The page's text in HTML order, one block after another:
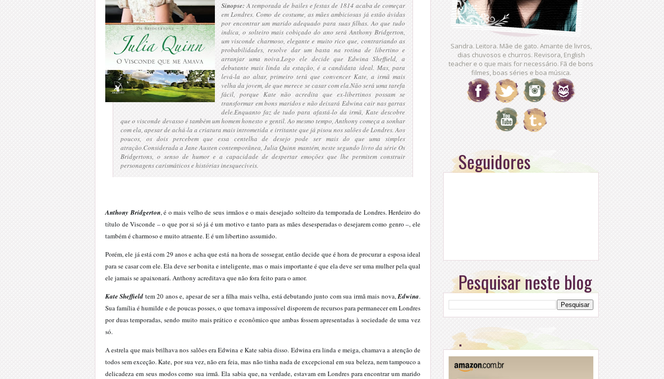
Sinopse: A temporada de bailes e festas de 1814 acaba de começar
em Londres. Como de costume, as mães ambiciosas já estão ávidas
por encontrar um marido adequado para suas filhas. Ao que tudo
indica, o solteiro mais cobiçado do ano será Anthony Bridgerton,
um visconde charmoso, elegante e muito rico que, contrariando as
probabilidades, resolve dar um basta na rotina de libertino e
arranjar uma noiva.Logo ele decide que Edwina Sheffield, a
debutante mais linda da estação, é a candidata ideal. Mas, para
levá-la ao altar, primeiro terá que convencer Kate, a irmã mais
velha da jovem, de que merece se casar com ela.Não será uma tarefa
fácil, porque Kate não acredita que ex-libertinos possam se
transformar em bons maridos e não deixará Edwina cair nas garras
dele.Enquanto faz de tudo para afastá-lo da irmã, Kate descobre
que o visconde devasso é também um homem honesto e gentil. Ao mesmo tempo, Anthony começa a sonhar
com ela, apesar de achá-la a criatura mais intrometida e irritante que já pisou nos salões de Londres. Aos
poucos, os dois percebem que essa centelha de desejo pode ser mais do que uma simples
atração.Considerada a Jane Austen contemporânea, Julia Quinn mantém, neste segundo livro da série Os
Bridgertons, o senso de humor e a capacidade de despertar emoções que lhe permitem construir
personagens carismáticos e histórias inesquecíveis.
Anthony Bridgerton, é o mais velho de seus irmãos e o mais desejado solteiro da temporada de Londres. Herdeiro do
título de Visconde – o que por si só já é um motivo e tanto para as mães desesperadas o desejarem como genro –, ele
também é charmoso e muito atraente. E é um libertino assumido.
Porém, ele já está com 29 anos e acha que está na hora de sossegar, então decide que é hora de procurar a esposa ideal
para se casar com ele. Ela deve ser bonita e inteligente, mas o mais importante é que ela deve ser uma mulher pela qual
ele jamais se apaixonará. Anthony acreditava que não fora feito para o amor.
Kate Sheffield tem 20 anos e, apesar de ser a filha mais velha, está debutando junto com sua irmã mais nova,Edwina.
Sua família é humilde e de poucas posses, o que tornava impossível disporem de recursos para permanecer em Londres
por duas temporadas, sendo muito mais prático e econômico que ambas fossem apresentadas à sociedade de uma vez
só.
A estrela que mais brilhava nos salões era Edwina e Kate sabia disso. Edwina era linda e meiga, chamava a atenção de
todos sem exceção. Kate, por sua vez, não era feia, mas não tinha nada de excepcional em sua beleza, nem tampouco a
delicadeza em seus modos como sua irmã. Ela sabia que, na verdade, estavam em Londres para encontrar um marido
Sandra. Leitora. Mãe de gato. Amante de livros,
dias chuvosos e churros. Revisora, English
teacher e o que mais for necessário. Fã de bons
filmes, boas séries e boa música.
Seguidores
Pesquisar neste blog
.